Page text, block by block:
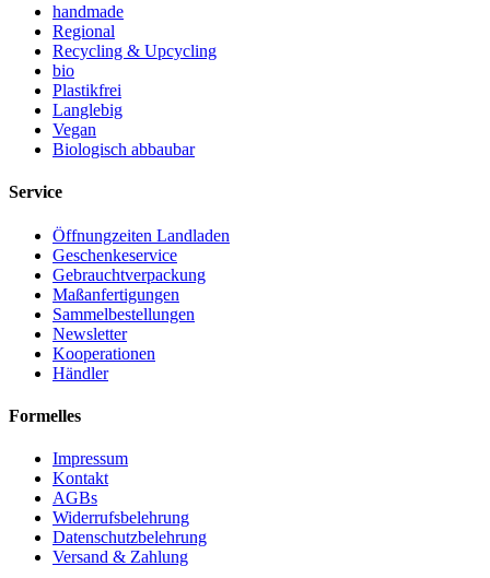
handmade
Regional
Recycling & Upcycling
bio
Plastikfrei
Langlebig
Vegan
Biologisch abbaubar
Service
Öffnungzeiten Landladen
Geschenkeservice
Gebrauchtverpackung
Maßanfertigungen
Sammelbestellungen
Newsletter
Kooperationen
Händler
Formelles
Impressum
Kontakt
AGBs
Widerrufsbelehrung
Datenschutzbelehrung
Versand & Zahlung